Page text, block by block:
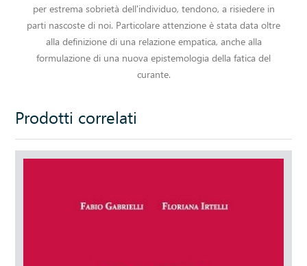
per estrema sobrietà dell'individuo, tendono, a risiedere in
parti nascoste di noi. Particolare attenzione è stata data oltre
alla definizione di una relazione empatica, anche alla
formulazione di una nuova epistemologia della fatica del
curante.
Prodotti correlati